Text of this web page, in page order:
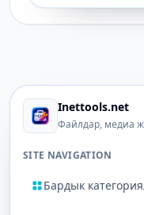
Inettools.net
Файлдар, медиа
SITE NAVIGATION
Бардык